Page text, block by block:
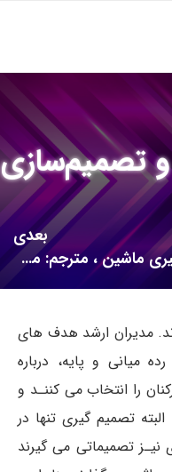
تصمیم‌سازی
بعدی
یادگیری ماشین ، مترجم: محمد نخبه زعيم (Machine Learning – Tom M. Mitchell)
مدیران ارشد هدف های
میانی و پایه، درباره
را انتخاب می کننـد و
تصمیم گیری تنها در
تصمیماتی می گیرند